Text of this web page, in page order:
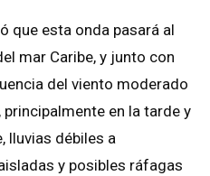
que esta onda pasará al
mar Caribe, y junto con
del viento moderado
en la tarde y
lluvias débiles a
y posibles ráfagas